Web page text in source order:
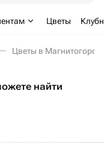
Цветы
Цветы в Магнитогорске
найти